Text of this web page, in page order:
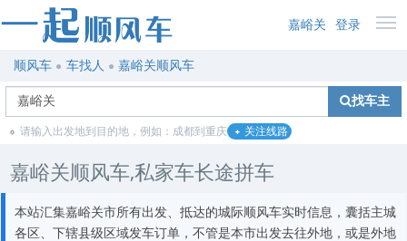
嘉峪关 登录
顺风车 车找人 嘉峪关顺风车
找车主
请输入出发地到目的地，例如：成都到重庆 关注线路
嘉峪关顺风车,私家车长途拼车
本站汇集嘉峪关市所有出发、抵达的城际顺风车实时信息，囊括主城
各区、下辖县级区域发车订单，不管是本市出发去往外地，或是外地